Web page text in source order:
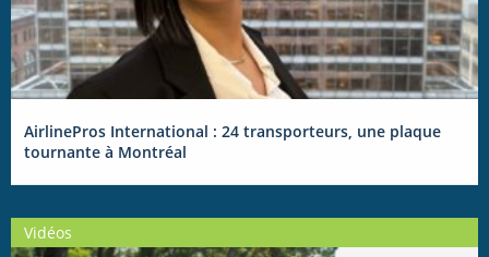
AirlinePros International : 24 transporteurs, une plaque
tournante à Montréal
Vidéos